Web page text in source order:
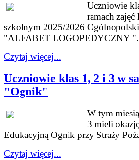
Uczniowie
ramach
szkolnym 2025/2026
"ALFABET LOGOPEDYCZNY ".
Czytaj więcej...
Uczniowie klas 1, 2 i 3 w
"Ognik"
W tym
3 mieli
Edukacyjną Ognik przy Straży
Czytaj więcej...